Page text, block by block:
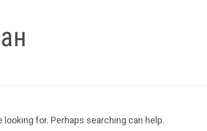
looking for. Perhaps searching can help.